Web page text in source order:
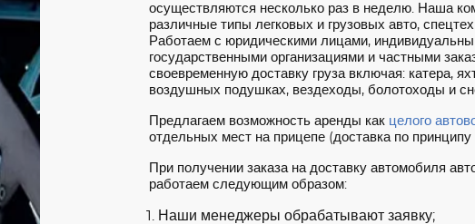
осуществляются несколько раз в неделю. Наша
различные типы легковых и грузовых авто,
Работаем с юридическими лицами,
государственными организациями и частными
своевременную доставку груза включая: катера,
воздушных подушках, вездеходы, болотоходы и
Предлагаем возможность аренды как целого
отдельных мест на прицепе (доставка по принципу
При получении заказа на доставку автомобиля
работаем следующим образом:
Наши менеджеры обрабатывают заявку;